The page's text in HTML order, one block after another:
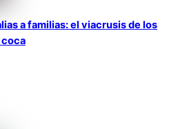
a familias: el viacrusis de los